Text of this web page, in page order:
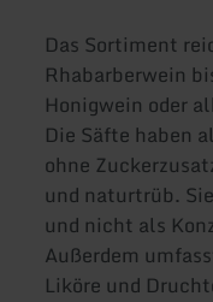
Das Sortiment
Rhabarberwein
Honigwein oder
Die Säfte haben
ohne
und naturtrüb.
und nicht als
Außerdem
Liköre und